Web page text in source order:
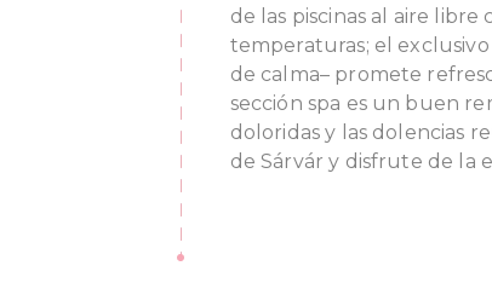
de las piscinas al aire libre
temperaturas; el
de calma– promete
sección spa es un buen
doloridas y las dolencias
de Sárvár y disfrute de la